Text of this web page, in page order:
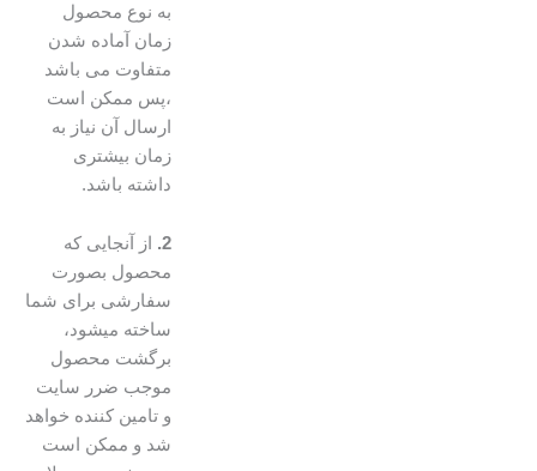
به نوع محصول
زمان آماده شدن
متفاوت می باشد
،پس ممکن است
ارسال آن نیاز به
زمان بیشتری
داشته باشد.
از آنجایی که
محصول بصورت
سفارشی برای شما
ساخته میشود،
برگشت محصول
موجب ضرر سایت
و تامین کننده خواهد
شد و ممکن است